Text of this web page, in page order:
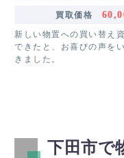
買取価格
新しい物置への買い替え
できたと、お喜びの声を
きました。
下田市で